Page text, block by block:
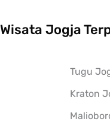
Wisata Jogja
Tugu
Kraton